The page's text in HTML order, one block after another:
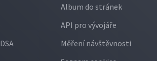
Album do stránek
API pro vývojáře
Měření návštěvnosti